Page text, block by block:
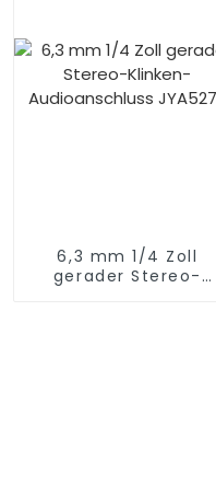
6,3 mm 1/4 Zoll
gerader Stereo-